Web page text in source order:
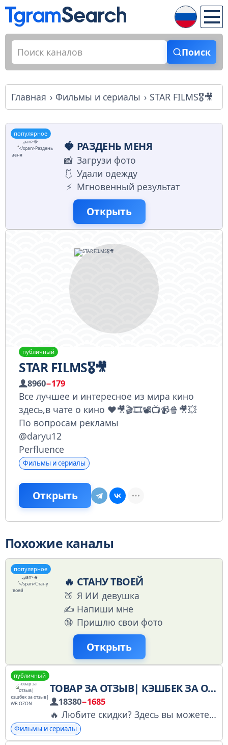
Поиск
Главная Фильмы и сериалы STAR FILMS🎖🎥
популярное
🍓 РАЗДЕНЬ МЕНЯ
📸 Загрузи фото
🩱 Удали одежду
⚡️ Мгновенный результат
Открыть
публичный
STAR FILMS🎖🎥
8960−179
Все лучшее и интересное из мира кино
здесь,в чате о кино ♥️🎥🎬🎞️📽️📺📹🍿🎥💥
По вопросам рекламы
@daryu12
Perfluence
Фильмы и сериалы
Открыть
Похожие каналы
популярное
🔥 СТАНУ ТВОЕЙ
🍑 Я ИИ девушка
✍️ Напиши мне
🔞 Пришлю свои фото
Открыть
публичный
ТОВАР ЗА ОТЗЫВ| КЭШБЕК ЗА ОТЗЫВ| WB OZON
18380−1685
🔥 Любите скидки? Здесь вы можете приобрести товары Wildberries и OZON за отзыв с кешбеком до 100%! 📌Продвигайте свои карточки товаров на маркетплейсах. Получайте выкупы и отзывы реальных покупателей за кешбек. Разместить публикацию: @feddanil
Фильмы и сериалы